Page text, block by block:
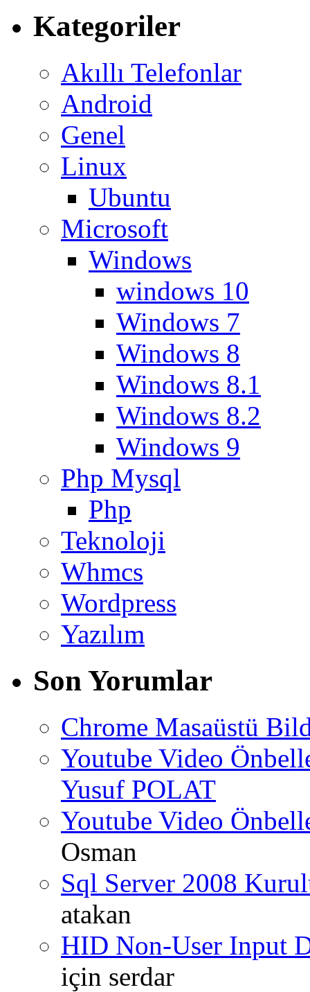
Kategoriler
Akıllı Telefonlar
Android
Genel
Linux
Ubuntu
Microsoft
Windows
windows 10
Windows 7
Windows 8
Windows 8.1
Windows 8.2
Windows 9
Php Mysql
Php
Teknoloji
Whmcs
Wordpress
Yazılım
Son Yorumlar
Chrome Masaüstü
Youtube Video
Yusuf POLAT
Youtube Video
Osman
Sql Server 2008
atakan
HID Non-User Input
için serdar